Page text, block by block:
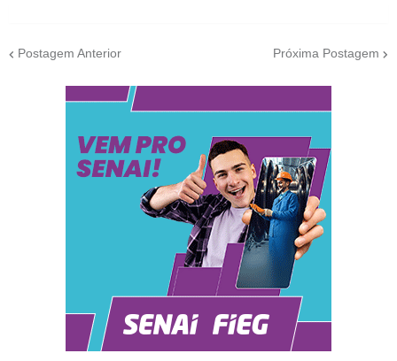
Postagem Anterior Próxima Postagem